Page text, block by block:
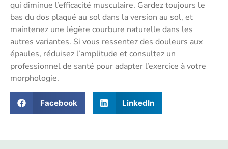
qui diminue l’efficacité musculaire. Gardez toujours le
bas du dos plaqué au sol dans la version au sol, et
maintenez une légère courbure naturelle dans les
autres variantes. Si vous ressentez des douleurs aux
épaules, réduisez l’amplitude et consultez un
professionnel de santé pour adapter l’exercice à votre
morphologie.
Facebook LinkedIn